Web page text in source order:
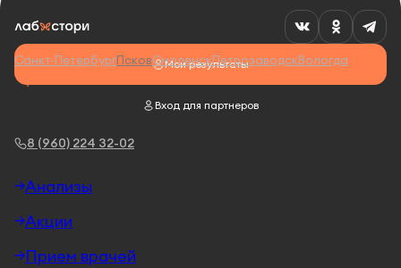
8 (960) 224 32-02
Мои результаты
Вход для партнеров
Санкт-ПетербургПсковСмоленскПетрозаводскВологда
Анализы
Акции
Прием врачей